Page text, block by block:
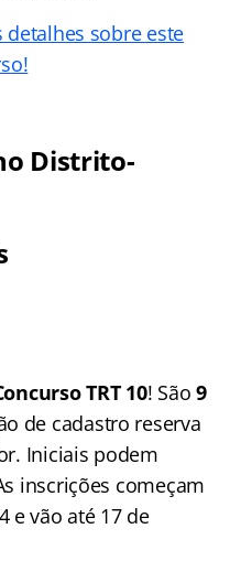
detalhes sobre este
o!
Distrito-
TRT 10! São9
de cadastro reserva
Iniciais podem
inscrições começam
e vão até 17 de